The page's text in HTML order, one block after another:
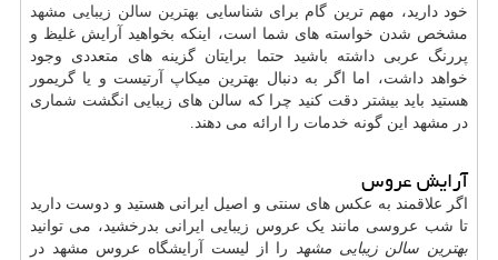
خود دارید، مهم ترین گام برای شناسایی بهترین سالن زیبایی مشهد
مشخص شدن خواسته های شما است، اینکه بخواهید آرایش غلیظ و
پررنگ عربی داشته باشید حتما برایتان گزینه های متعددی وجود
خواهد داشت، اما اگر به دنبال بهترین میکاپ آرتیست و یا گریمور
هستید باید بیشتر دقت کنید چرا که سالن های زیبایی انگشت شماری
در مشهد این گونه خدمات را ارائه می دهند.
آرایش عروس
اگر علاقمند به عکس های سنتی و اصیل ایرانی هستید و دوست دارید
تا شب عروسی مانند یک عروس زیبایی ایرانی بدرخشید، می توانید
بهترین سالن زیبایی مشهد را از لیست آرایشگاه عروس مشهد در